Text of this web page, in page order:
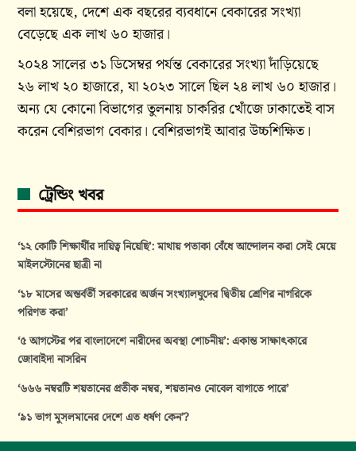
বলা হয়েছে, দেশে এক বছরের ব্যবধানে বেকারের সংখ্যা
বেড়েছে এক লাখ ৬০ হাজার।
২০২৪ সালের ৩১ ডিসেম্বর পর্যন্ত বেকারের সংখ্যা দাঁড়িয়েছে
২৬ লাখ ২০ হাজারে, যা ২০২৩ সালে ছিল ২৪ লাখ ৬০ হাজার।
অন্য যে কোনো বিভাগের তুলনায় চাকরির খোঁজে ঢাকাতেই বাস
করেন বেশিরভাগ বেকার। বেশিরভাগই আবার উচ্চশিক্ষিত।
ট্রেন্ডিং খবর
‘১২ কোটি শিক্ষার্থীর দায়িত্ব নিয়েছি’: মাথায় পতাকা বেঁধে আন্দোলন করা সেই মেয়ে
মাইলস্টোনের ছাত্রী না
‘১৮ মাসের অন্তর্বর্তী সরকারের অর্জন সংখ্যালঘুদের দ্বিতীয় শ্রেণির নাগরিকে
পরিণত করা’
‘৫ আগস্টের পর বাংলাদেশে নারীদের অবস্থা শোচনীয়’: একান্ত সাক্ষাৎকারে
জোবাইদা নাসরিন
‘৬৬৬ নম্বরটি শয়তানের প্রতীক নম্বর, শয়তানও নোবেল বাগাতে পারে’
‘৯১ ভাগ মুসলমানের দেশে এত ধর্ষণ কেন’?